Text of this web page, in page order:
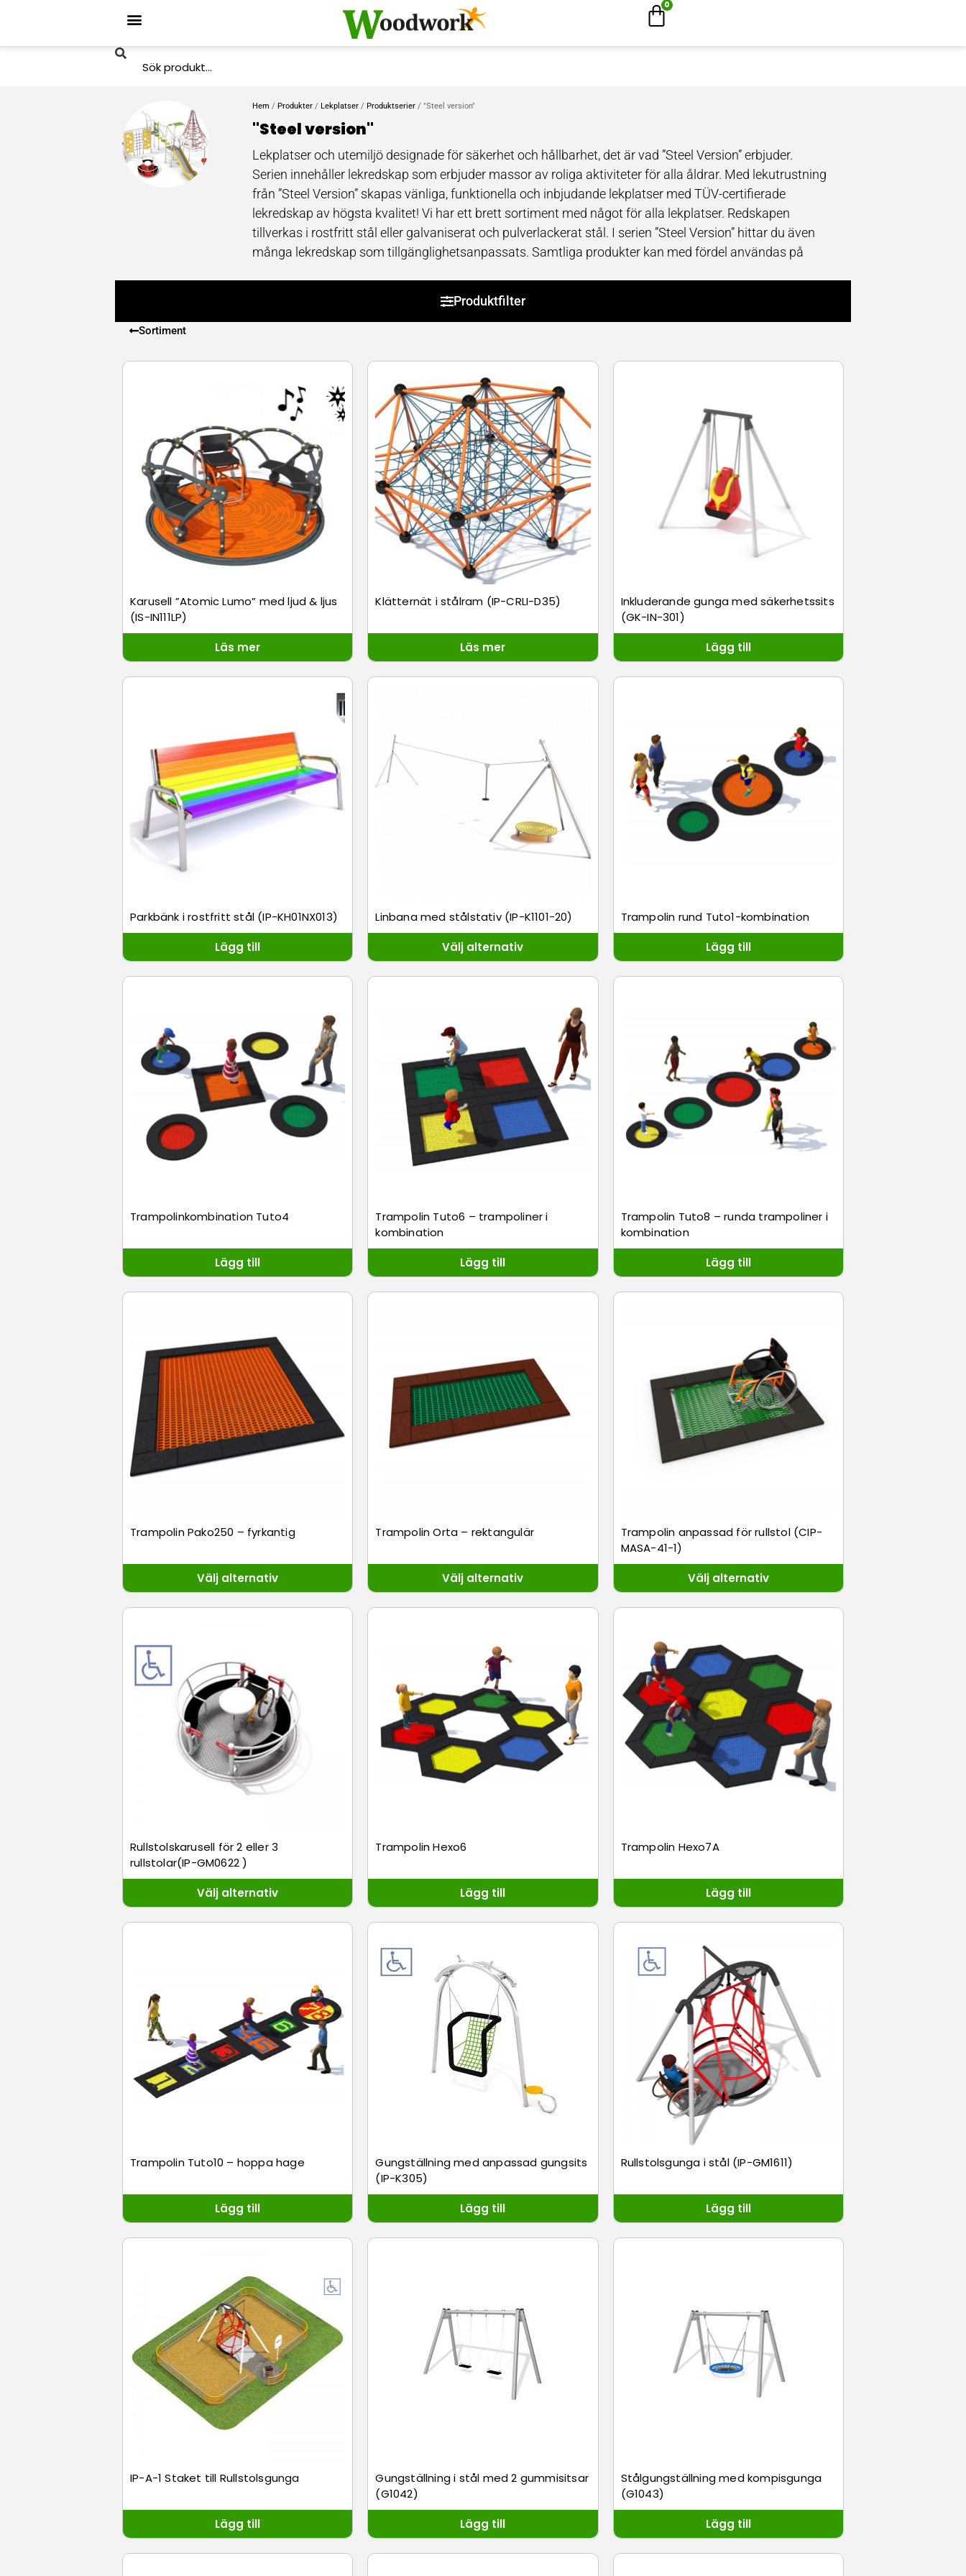
0
Hem / Produkter/ Lekplatser/ Produktserier/ "Steel version"
"Steel version"
Lekplatser och utemiljö designade för säkerhet och hållbarhet, det är vad ”Steel Version” erbjuder.
Serien innehåller lekredskap som erbjuder massor av roliga aktiviteter för alla åldrar. Med lekutrustning
från ”Steel Version” skapas vänliga, funktionella och inbjudande lekplatser med TÜV-certifierade
lekredskap av högsta kvalitet! Vi har ett brett sortiment med något för alla lekplatser. Redskapen
tillverkas i rostfritt stål eller galvaniserat och pulverlackerat stål. I serien ”Steel Version” hittar du även
många lekredskap som tillgänglighetsanpassats. Samtliga produkter kan med fördel användas på
Produktfilter
Sortiment
Karusell ”Atomic Lumo” med ljud & ljus
(IS-IN111LP)
Läs mer
Klätternät i stålram (IP-CRLI-D35)
Läs mer
Inkluderande gunga med säkerhetssits
(GK-IN-301)
Lägg till
Parkbänk i rostfritt stål (IP-KH01NX013)
Lägg till
Linbana med stålstativ (IP-K1101-20)
Välj alternativ
Trampolin rund Tuto1-kombination
Lägg till
Trampolinkombination Tuto4
Lägg till
Trampolin Tuto6 – trampoliner i
kombination
Lägg till
Trampolin Tuto8 – runda trampoliner i
kombination
Lägg till
Trampolin Pako250 – fyrkantig
Välj alternativ
Trampolin Orta – rektangulär
Välj alternativ
Trampolin anpassad för rullstol (CIP-
MASA-41-1)
Välj alternativ
Rullstolskarusell för 2 eller 3
rullstolar(IP-GM0622 )
Välj alternativ
Trampolin Hexo6
Lägg till
Trampolin Hexo7A
Lägg till
Trampolin Tuto10 – hoppa hage
Lägg till
Gungställning med anpassad gungsits
(IP-K305)
Lägg till
Rullstolsgunga i stål (IP-GM1611)
Lägg till
IP-A-1 Staket till Rullstolsgunga
Lägg till
Gungställning i stål med 2 gummisitsar
(G1042)
Lägg till
Stålgungställning med kompisgunga
(G1043)
Lägg till